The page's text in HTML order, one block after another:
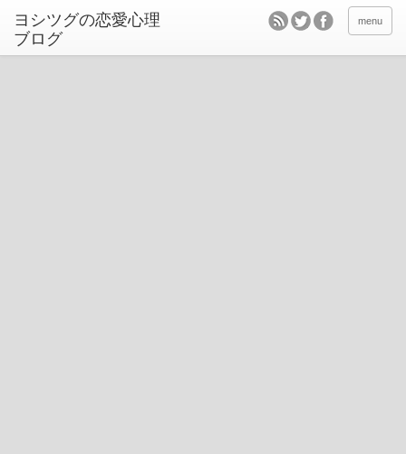
ヨシツグの恋愛心理
ブログ
menu